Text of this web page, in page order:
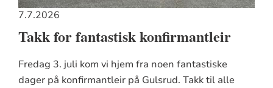
7.7.2026
Takk for fantastisk konfirmantleir
Fredag 3. juli kom vi hjem fra noen fantastiske
dager på konfirmantleir på Gulsrud. Takk til alle